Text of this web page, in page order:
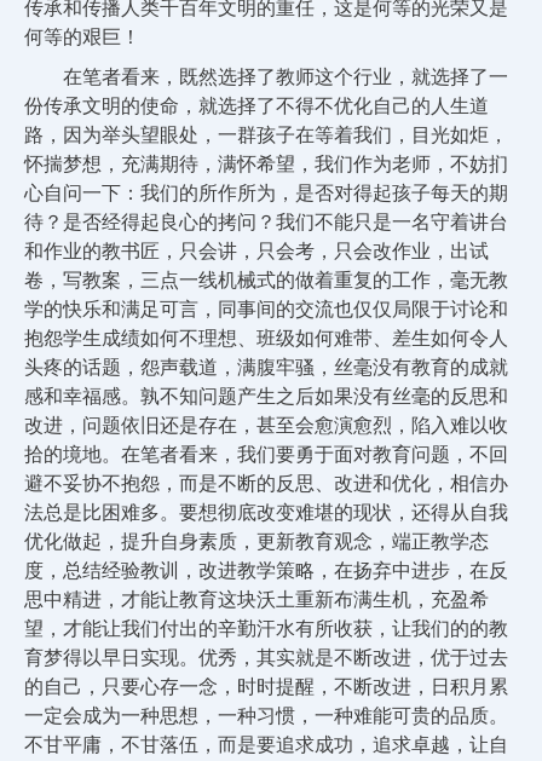
传承和传播人类千百年文明的重任，这是何等的光荣又是
何等的艰巨！
在笔者看来，既然选择了教师这个行业，就选择了一
份传承文明的使命，就选择了不得不优化自己的人生道
路，因为举头望眼处，一群孩子在等着我们，目光如炬，
怀揣梦想，充满期待，满怀希望，我们作为老师，不妨扪
心自问一下：我们的所作所为，是否对得起孩子每天的期
待？是否经得起良心的拷问？我们不能只是一名守着讲台
和作业的教书匠，只会讲，只会考，只会改作业，出试
卷，写教案，三点一线机械式的做着重复的工作，毫无教
学的快乐和满足可言，同事间的交流也仅仅局限于讨论和
抱怨学生成绩如何不理想、班级如何难带、差生如何令人
头疼的话题，怨声载道，满腹牢骚，丝毫没有教育的成就
感和幸福感。孰不知问题产生之后如果没有丝毫的反思和
改进，问题依旧还是存在，甚至会愈演愈烈，陷入难以收
拾的境地。在笔者看来，我们要勇于面对教育问题，不回
避不妥协不抱怨，而是不断的反思、改进和优化，相信办
法总是比困难多。要想彻底改变难堪的现状，还得从自我
优化做起，提升自身素质，更新教育观念，端正教学态
度，总结经验教训，改进教学策略，在扬弃中进步，在反
思中精进，才能让教育这块沃土重新布满生机，充盈希
望，才能让我们付出的辛勤汗水有所收获，让我们的的教
育梦得以早日实现。优秀，其实就是不断改进，优于过去
的自己，只要心存一念，时时提醒，不断改进，日积月累
一定会成为一种思想，一种习惯，一种难能可贵的品质。
不甘平庸，不甘落伍，而是要追求成功，追求卓越，让自